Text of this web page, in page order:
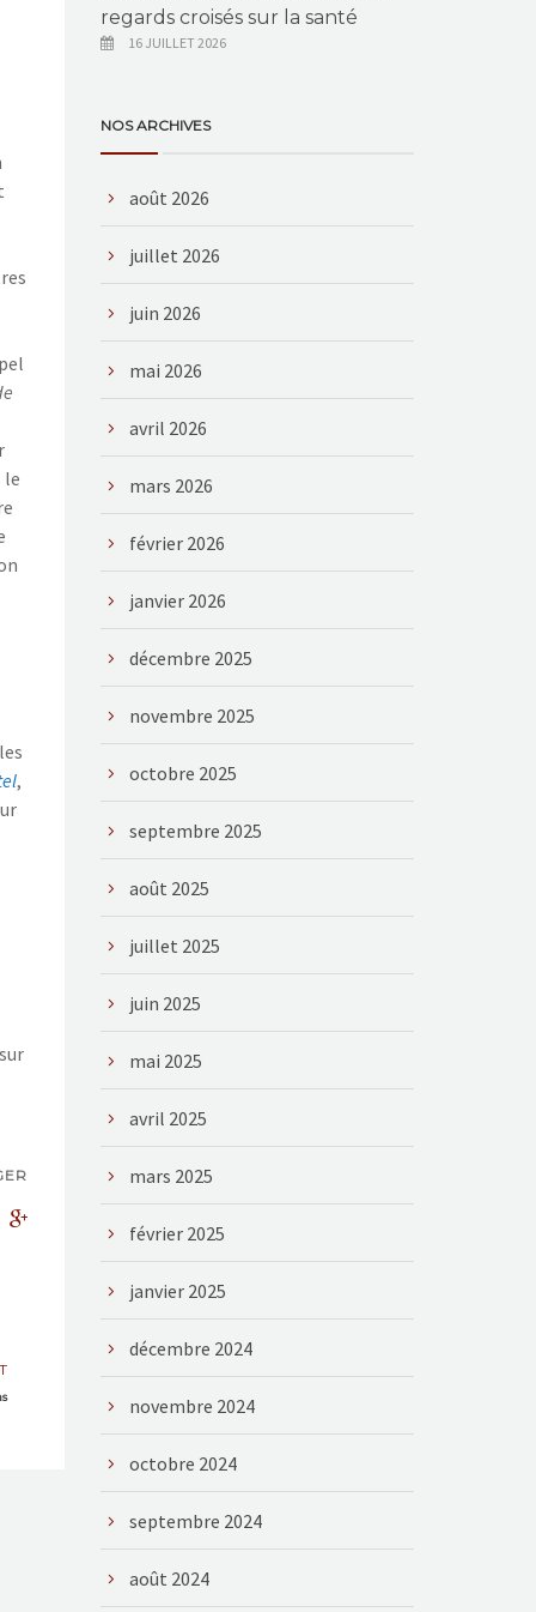
le
,
regards croisés sur la santé
16 JUILLET 2026
NOS ARCHIVES
août 2026
juillet 2026
juin 2026
mai 2026
avril 2026
mars 2026
février 2026
janvier 2026
décembre 2025
novembre 2025
octobre 2025
septembre 2025
août 2025
juillet 2025
juin 2025
mai 2025
avril 2025
mars 2025
février 2025
janvier 2025
décembre 2024
novembre 2024
octobre 2024
septembre 2024
août 2024